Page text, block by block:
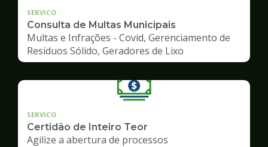
SERVICO
Consulta de Multas Municipais
Multas e Infrações - Covid, Gerenciamento de
Resíduos Sólido, Geradores de Lixo
SERVICO
Certidão de Inteiro Teor
Agilize a abertura de processos